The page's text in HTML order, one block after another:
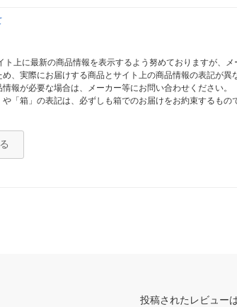
ト上に最新の商品情報を表示するよう努めておりますが、
、実際にお届けする商品とサイト上の商品情報の表記が
報が必要な場合は、メーカー等にお問い合わせください。
「箱」の表記は、必ずしも箱でのお届けをお約束するも
投稿されたレビュー